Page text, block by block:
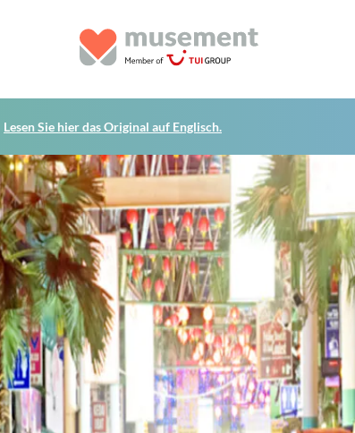
Lesen Sie hier das Original auf Englisch.